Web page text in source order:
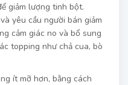
giảm lượng tinh bột.
yêu cầu người bán giảm
cảm giác no và bổ sung
topping như chả cua, bò
ít mỡ hơn, bằng cách